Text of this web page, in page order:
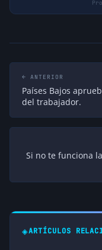
← ANTERIOR
Países Bajos
del trabajador.
Si no te funciona
◈ARTÍCULOS